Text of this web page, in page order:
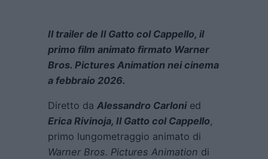
Il trailer de Il Gatto col Cappello, il
primo film animato firmato Warner
Bros. Pictures Animation nei cinema
a febbraio 2026.
Diretto da Alessandro Carlonied
Erica Rivinoja, Il Gatto col Cappello,
primo lungometraggio animato di
Warner Bros. Pictures Animation di